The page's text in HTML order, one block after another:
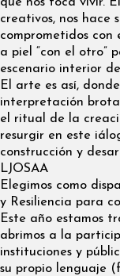
creativos, nos hace
comprometidos con
a piel “con el otro”
escenario interior
El arte es así,
interpretación
el ritual de la
resurgir en este
construcción y
LJOSAA
Elegimos como
y Resiliencia para
Este año estamos
abrimos a la
instituciones y
su propio lenguaje